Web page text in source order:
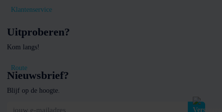
Klantenservice
Uitproberen?
Kom langs!
Route
Nieuwsbrief?
Blijf op de hoogte.
jouw e-mailadres